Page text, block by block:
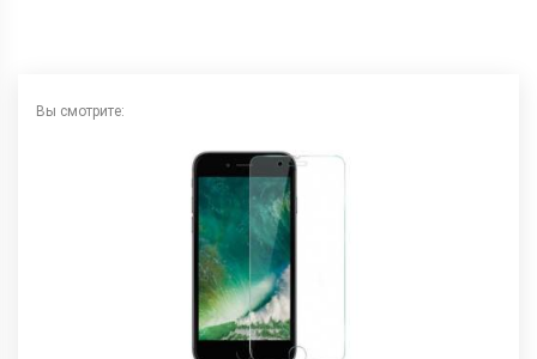
Вы смотрите: